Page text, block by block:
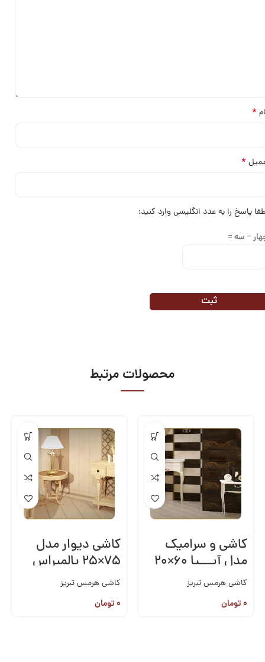
*
*
پاسخ را به عدد انگلیسی وارد کنید:
− سه =
محصولات مرتبط
کاشی و سرامیک
مدل آپـــیا ۶۰×۲۰
کاشی هرمس تبریز
۰تومان
کاشی دیوار مدل
۷۵×۲۵ پالمیراس
کاشی هرمس تبریز
۰تومان